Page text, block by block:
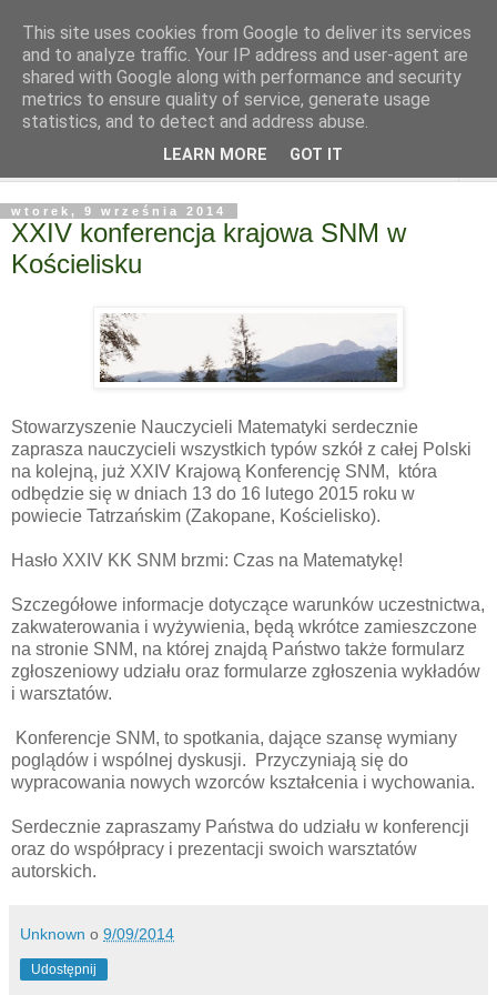
wtorek, 9 września 2014
XXIV konferencja krajowa SNM w
Kościelisku
Stowarzyszenie Nauczycieli Matematyki serdecznie
zaprasza nauczycieli wszystkich typów szkół z całej Polski
na kolejną, już XXIV Krajową Konferencję SNM, która
odbędzie się w dniach 13 do 16 lutego 2015 roku w
powiecie Tatrzańskim (Zakopane, Kościelisko).
Hasło XXIV KK SNM brzmi: Czas na Matematykę!
Szczegółowe informacje dotyczące warunków uczestnictwa,
zakwaterowania i wyżywienia, będą wkrótce zamieszczone
na stronie SNM, na której znajdą Państwo także formularz
zgłoszeniowy udziału oraz formularze zgłoszenia wykładów
i warsztatów.
Konferencje SNM, to spotkania, dające szansę wymiany
poglądów i wspólnej dyskusji. Przyczyniają się do
wypracowania nowych wzorców kształcenia i wychowania.
Serdecznie zapraszamy Państwa do udziału w konferencji
oraz do współpracy i prezentacji swoich warsztatów
autorskich.
Unknown o 9/09/2014
Udostępnij
This site uses cookies from Google to deliver its services
and to analyze traffic. Your IP address and user-agent are
shared with Google along with performance and security
metrics to ensure quality of service, generate usage
statistics, and to detect and address abuse.
LEARN MORE GOT IT